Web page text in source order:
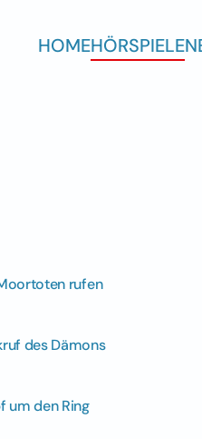
HOMEHÖRSPIELE
rufen
des Dämons
um den Ring